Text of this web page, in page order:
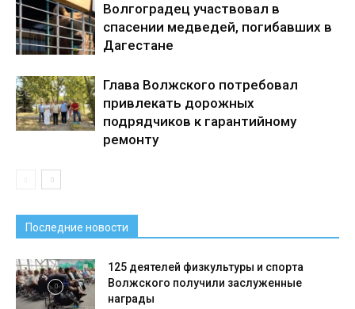
Волгоградец участвовал в
спасении медведей, погибавших в
Дагестане
Глава Волжского потребовал
привлекать дорожных
подрядчиков к гарантийному
ремонту
Последние новости
125 деятелей физкультуры и спорта
Волжского получили заслуженные
награды